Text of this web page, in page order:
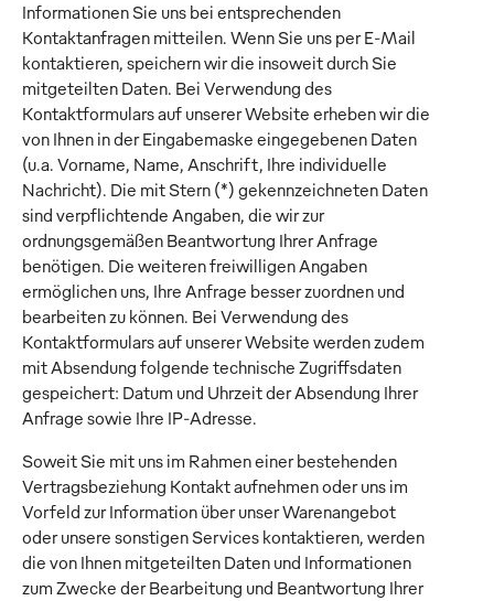
Informationen Sie uns bei entsprechenden
Kontaktanfragen mitteilen. Wenn Sie uns per E-Mail
kontaktieren, speichern wir die insoweit durch Sie
mitgeteilten Daten. Bei Verwendung des
Kontaktformulars auf unserer Website erheben wir die
von Ihnen in der Eingabemaske eingegebenen Daten
(u.a. Vorname, Name, Anschrift, Ihre individuelle
Nachricht). Die mit Stern (*) gekennzeichneten Daten
sind verpflichtende Angaben, die wir zur
ordnungsgemäßen Beantwortung Ihrer Anfrage
benötigen. Die weiteren freiwilligen Angaben
ermöglichen uns, Ihre Anfrage besser zuordnen und
bearbeiten zu können. Bei Verwendung des
Kontaktformulars auf unserer Website werden zudem
mit Absendung folgende technische Zugriffsdaten
gespeichert: Datum und Uhrzeit der Absendung Ihrer
Anfrage sowie Ihre IP-Adresse.
Soweit Sie mit uns im Rahmen einer bestehenden
Vertragsbeziehung Kontakt aufnehmen oder uns im
Vorfeld zur Information über unser Warenangebot
oder unsere sonstigen Services kontaktieren, werden
die von Ihnen mitgeteilten Daten und Informationen
zum Zwecke der Bearbeitung und Beantwortung Ihrer